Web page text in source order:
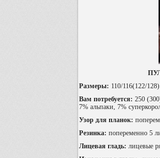
Размеры: 110/116(122/128)
Вам потребуется: 250
7% альпаки, 7%
Узор для планок:
Резинка: попеременно 5
Лицевая гладь: лицевые